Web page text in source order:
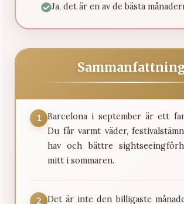
Ja, det är en av de bästa
1 Barcelona i september är ett
Du får varmt väder,
hav och bättre
mitt i sommaren.
2 Det är inte den billigaste